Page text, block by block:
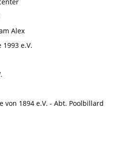
Alex
e.V.
von 1894 e.V. - Abt. Poolbillard